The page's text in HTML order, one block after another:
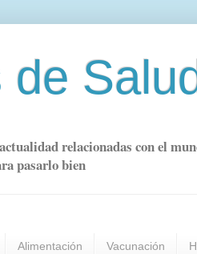
de
relacionadas con el
pasarlo bien
Alimentación Vacunación